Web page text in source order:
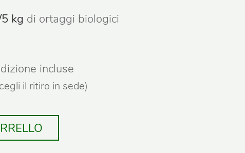
kg di ortaggi biologici
incluse
il ritiro in sede)